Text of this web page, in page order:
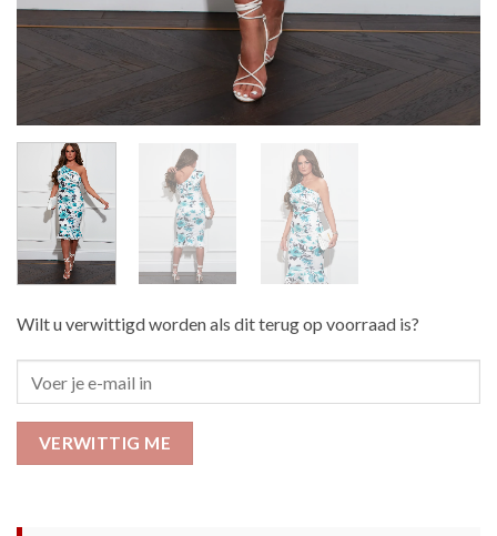
Wilt u verwittigd worden als dit terug op voorraad is?
VERWITTIG ME